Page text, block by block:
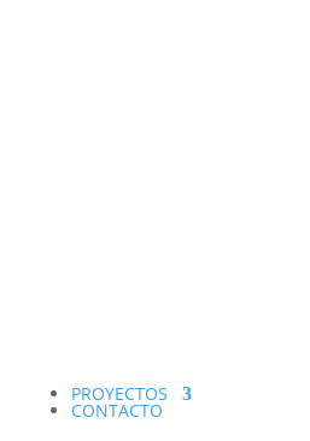
PROYECTOS
CONTACTO